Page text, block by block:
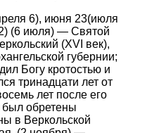
6), июня 23(июля
(6 июля) — Святой
(XVI век),
губернии;
Богу кротостью и
тринадцати лет от
лет после его
обретены
в Веркольской